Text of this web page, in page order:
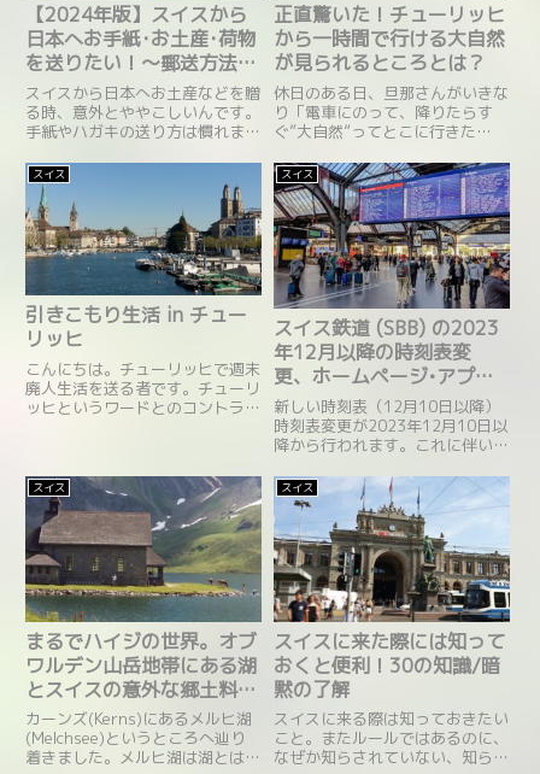
【2024年版】スイスから
日本へお手紙･お土産･荷物
を送りたい！～郵送方法の
まとめ～
スイスから日本へお土産などを贈
る時、意外とややこしいんです。
手紙やハガキの送り方は慣れまし
大きさや値段、関税のことなど
色々把握し、記入しなければなり
ません。最近では、ペーパーレス
化が進んでいるので、事前にオン
ライン上で記入する必要がありま
す。（窓口でお手続きを係員に頼
む場合は、手数料がかかりま
す。）
正直驚いた！チューリッヒ
から一時間で行ける大自然
が見られるところとは？
休日のある日、旦那さんがいきな
り「電車にのって、降りたらす
ぐ”大自然”ってとこに行きた
いうと、”そんな大自然、2,3時間
はかかるよなぁ”と思って全く乗
り気ではなかったところ、彼が自
分で調べてある行先を提案して
き...
スイス
引きこもり生活 in チュー
リッヒ
こんにちは。チューリッヒで週末
廃人生活を送る者です。チューリ
ッヒというワードとのコントラス
ですね♪ぼさぼさ、すっぴんメガ
ネの状態で、楽しいもんですよ...
スイス
スイス鉄道 (SBB) の2023
年12月以降の時刻表変
更、ホームページ•アプリ
でのチケット購入について
新しい時刻表（12月10日以降）
時刻表変更が2023年12月10日以
降から行われます。これに伴い、
刻表の参照、きっぷの購入、全国
予約はできません。
スイス
まるでハイジの世界。オブ
ワルデン山岳地帯にある湖
とスイスの意外な郷土料理
とは？
カーンズ(Kerns)にあるメルヒ湖
(Melchsee)というところへ辿り
着きました。メルヒ湖は湖とはい
スイス
スイスに来た際には知って
おくと便利！30の知識/暗
黙の了解
スイスに来る際は知っておきたい
こと。またルールではあるのに、
なぜか知らされていない、知らな